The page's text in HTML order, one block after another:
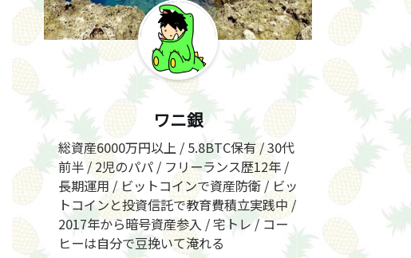
ワニ銀
総資産6000万円以上 / 5.8BTC保有 / 30代
前半 / 2児のパパ / フリーランス歴12年 /
長期運用 / ビットコインで資産防衛 / ビッ
トコインと投資信託で教育費積立実践中 /
2017年から暗号資産参入 / 宅トレ / コー
ヒーは自分で豆挽いて淹れる